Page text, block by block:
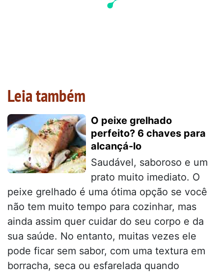
Leia também
O peixe grelhado
perfeito? 6 chaves para
alcançá-lo
Saudável, saboroso e um
prato muito imediato. O
peixe grelhado é uma ótima opção se você
não tem muito tempo para cozinhar, mas
ainda assim quer cuidar do seu corpo e da
sua saúde. No entanto, muitas vezes ele
pode ficar sem sabor, com uma textura em
borracha, seca ou esfarelada quando